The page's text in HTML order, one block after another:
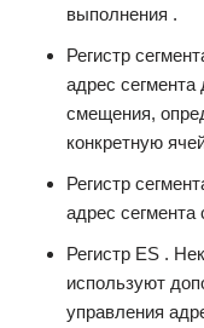
выполнения .
Регистр
адрес
смещения,
конкретную
Регистр
адрес сегмента
Регистр ES .
используют
управления